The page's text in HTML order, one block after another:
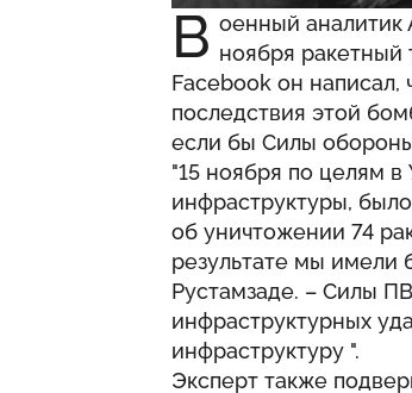
В оенный аналитик
ноября ракетный
Facebook он написал,
последствия этой
если бы Силы
"15 ноября по целям в
инфраструктуры,
об уничтожении 74
результате мы имели
Рустамзаде. – Силы
инфраструктурных
инфраструктуру ".
Эксперт также